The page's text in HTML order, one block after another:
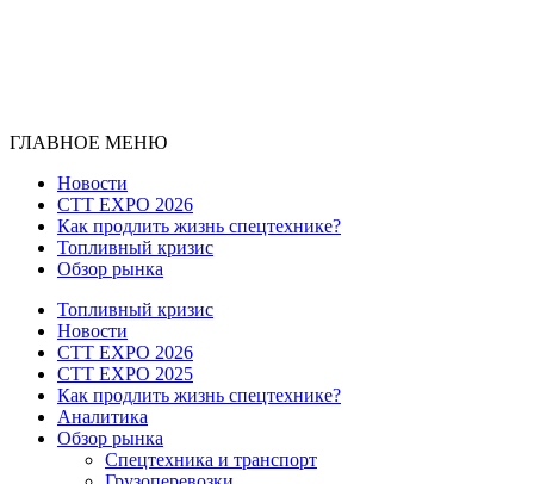
ГЛАВНОЕ МЕНЮ
Новости
CTT EXPO 2026
Как продлить жизнь спецтехнике?
Топливный кризис
Обзор рынка
Топливный кризис
Новости
CTT EXPO 2026
CTT EXPO 2025
Как продлить жизнь спецтехнике?
Аналитика
Обзор рынка
Спецтехника и транспорт